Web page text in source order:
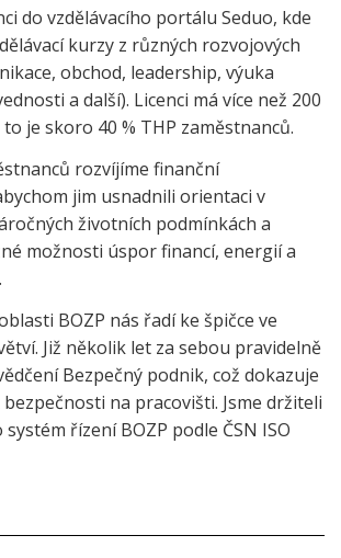
do vzdělávacího portálu Seduo, kde
kurzy z různých rozvojových
obchod, leadership, výuka
a další). Licenci má více než 200
je skoro 40 % THP zaměstnanců.
rozvíjíme finanční
jim usnadnili orientaci v
životních podmínkách a
možnosti úspor financí, energií a
BOZP nás řadí ke špičce ve
Již několik let za sebou pravidelně
Bezpečný podnik, což dokazuje
bezpečnosti na pracovišti. Jsme držiteli
řízení BOZP podle ČSN ISO